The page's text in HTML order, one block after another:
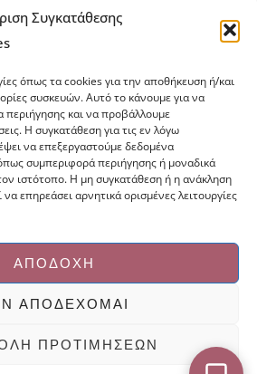
Συγκατάθεσης
όπως τα cookies για την αποθήκευση ή/και
συσκευών. Αυτό το κάνουμε για να
περιήγησης και να προβάλλουμε
Η συγκατάθεση για τις εν λόγω
να επεξεργαστούμε δεδομένα
συμπεριφορά περιήγησης ή μοναδικά
ιστότοπο. Η μη συγκατάθεση ή η ανάκληση
επηρεάσει αρνητικά ορισμένες λειτουργίες
ΑΠΟΔΟΧΉ
ΑΠΟΔΈΧΟΜΑΙ
ΠΡΟΤΙΜΉΣΕΩΝ
Πολιτική Cookies
Καλλωπισμού